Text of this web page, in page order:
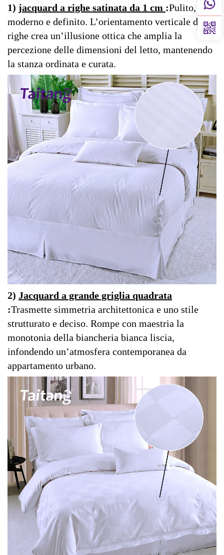
1) jacquard a righe satinata da 1 cm :Pulito,
moderno e definito. L’orientamento verticale delle
righe crea un’illusione ottica che amplia la
percezione delle dimensioni del letto, mantenendo
la stanza ordinata e curata.
2) Jacquard a grande griglia quadrata
:Trasmette simmetria architettonica e uno stile
strutturato e deciso. Rompe con maestria la
monotonia della biancheria bianca liscia,
infondendo un’atmosfera contemporanea da
appartamento urbano.